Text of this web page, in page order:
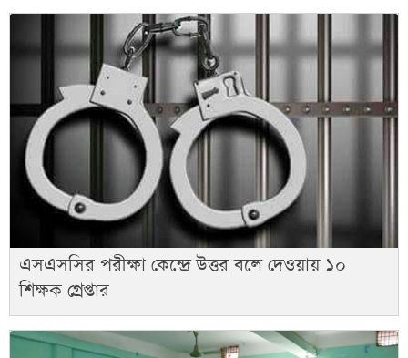
এসএসসির পরীক্ষা কেন্দ্রে উত্তর বলে দেওয়ায় ১০
শিক্ষক গ্রেপ্তার